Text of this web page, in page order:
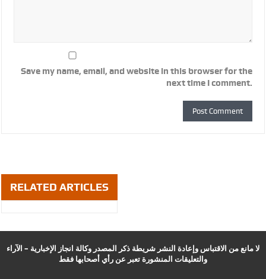
Save my name, email, and website in this browser for the
next time I comment.
RELATED ARTICLES
لا مانع من الاقتباس وإعادة النشر شريطة ذكر المصدر وكالة انجاز الإخبارية – الآراء
والتعليقات المنشورة تعبر عن رأي أصحابها فقط